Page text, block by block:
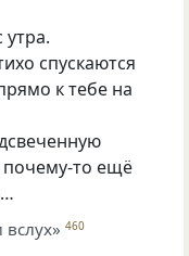
утра.
спускаются
к тебе на
почему-то ещё
460